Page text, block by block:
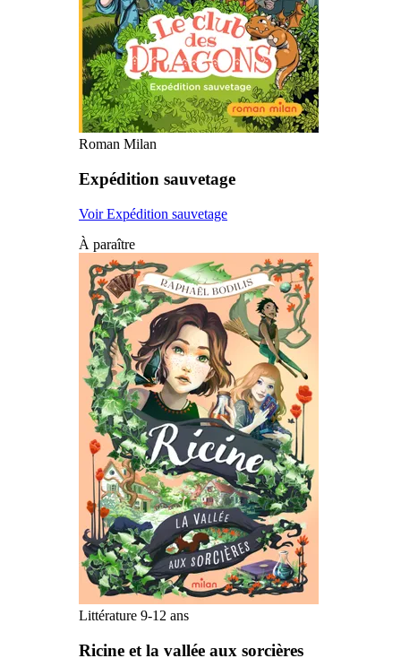
Roman Milan
Expédition sauvetage
Voir Expédition sauvetage
À paraître
Littérature 9-12 ans
Ricine et la vallée aux sorcières